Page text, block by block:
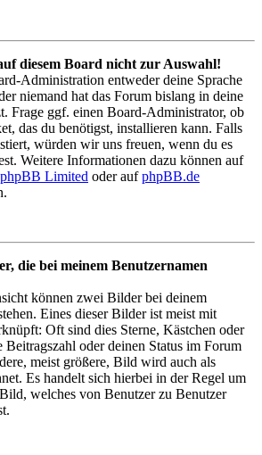
diesem Board nicht zur Auswahl!
Administration entweder deine Sprache
niemand hat das Forum bislang in deine
Frage ggf. einen Board-Administrator, ob
das du benötigst, installieren kann. Falls
würden wir uns freuen, wenn du es
Weitere Informationen dazu können auf
phpBB Limited oder aufphpBB.de
die bei meinem Benutzernamen
können zwei Bilder bei deinem
Eines dieser Bilder ist meist mit
Oft sind dies Sterne, Kästchen oder
Beitragszahl oder deinen Status im Forum
meist größere, Bild wird auch als
Es handelt sich hierbei in der Regel um
welches von Benutzer zu Benutzer